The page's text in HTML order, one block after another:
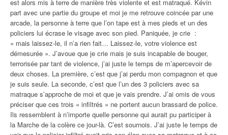
est alors mis à terre de manière très violente et est matraqué. Kévin
part avec une partie du groupe et moi je me retrouve coincée par une
arcade, la personne à terre que l’on tape est à mes pieds et un des
policiers lui écrase le visage avec son pied. Paniquée, je crie :
« mais laissez-le, il n’a rien fait… Laissez-le, votre violence est
démesurée ». J’avoue que je crie mais je suis incapable de bouger,
terrorisée par tant de violence, j’ai juste le temps de m’apercevoir de
deux choses. La première, c’est que j’ai perdu mon compagnon et que
je suis seule. La seconde, c’est que l’un des 3 policiers avec sa
matraque s’approche de moi et que je vais prendre. J’ai omis de vous
préciser que ces trois « infiltrés » ne portent aucun brassard de police.
Ils ressemblent à n’importe quelle personne qui aurait pu participer à
la Marche de la colère ce jour-là. C’est sournois. J’ai juste le temps de